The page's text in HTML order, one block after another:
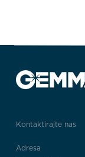
Kontaktirajte nas
Adresa